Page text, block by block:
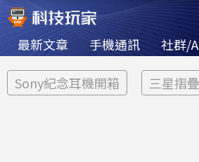
最新文章 手機通訊 社群/
Sony紀念耳機開箱 三星摺